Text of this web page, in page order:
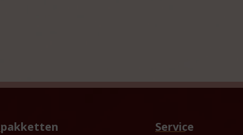
Service